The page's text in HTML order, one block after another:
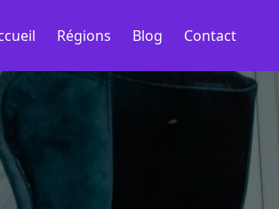
Régions Blog Contact